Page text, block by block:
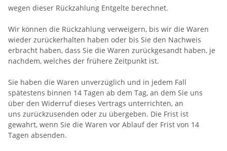
wegen dieser Rückzahlung Entgelte berechnet.
Wir können die Rückzahlung verweigern, bis wir die Waren
wieder zurückerhalten haben oder bis Sie den Nachweis
erbracht haben, dass Sie die Waren zurückgesandt haben, je
nachdem, welches der frühere Zeitpunkt ist.
Sie haben die Waren unverzüglich und in jedem Fall
spätestens binnen 14 Tagen ab dem Tag, an dem Sie uns
über den Widerruf dieses Vertrags unterrichten, an
uns zurückzusenden oder zu übergeben. Die Frist ist
gewahrt, wenn Sie die Waren vor Ablauf der Frist von 14
Tagen absenden.